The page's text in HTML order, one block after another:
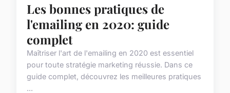
Les bonnes pratiques de
l'emailing en 2020: guide
complet
Maîtriser l'art de l'emailing en 2020 est essentiel
pour toute stratégie marketing réussie. Dans ce
guide complet, découvrez les meilleures pratiques
...